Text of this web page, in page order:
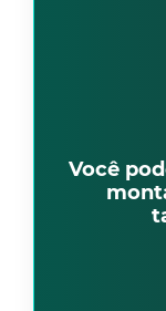
Você